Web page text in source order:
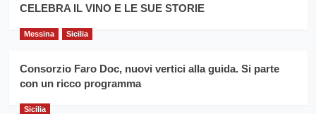
CELEBRA IL VINO E LE SUE STORIE
Messina Sicilia
Consorzio Faro Doc, nuovi vertici alla guida. Si parte
con un ricco programma
Sicilia